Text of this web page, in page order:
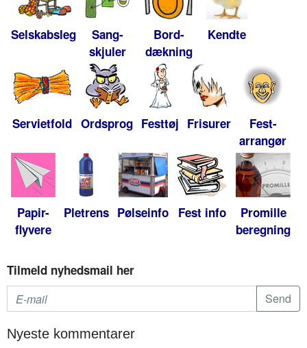
Selskabsleg
Sang-
skjuler
Bord-
dækning
Kendte
Servietfold Ordsprog Festtøj Frisurer
Fest-
arrangør
Papir-
flyvere
Pletrens Pølseinfo Fest info
Promille
beregning
Tilmeld nyhedsmail her
Nyeste kommentarer